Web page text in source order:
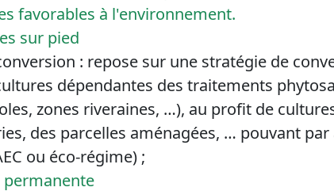
favorables à l'environnement.
sur pied
: repose sur une stratégie de
dépendantes des traitements
zones riveraines, …), au profit de
des parcelles aménagées, … pouvant
ou éco-régime) ;
permanente